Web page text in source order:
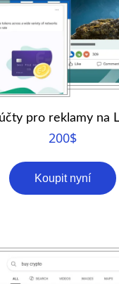
pro reklamy na
200$
Koupit nyní